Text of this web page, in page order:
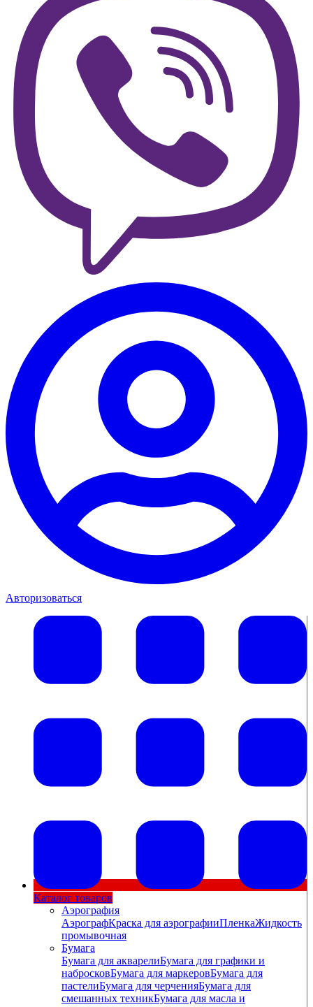
Авторизоваться
Каталог товаров
Аэрография
АэрографКраска для аэрографииПленкаЖидкость
промывочная
Бумага
Бумага для акварелиБумага для графики и
набросковБумага для маркеровБумага для
пастелиБумага для черченияБумага для
смешанных техникБумага для масла и